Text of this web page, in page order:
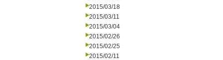
2015/03/18
2015/03/11
2015/03/04
2015/02/26
2015/02/25
2015/02/11